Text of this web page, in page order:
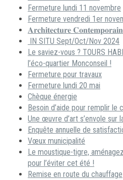
Fermeture lundi 11 novembre
Fermeture vendredi 1er
𝐀𝐫𝐜𝐡𝐢𝐭𝐞𝐜𝐭𝐮𝐫𝐞
IN SITU Sept/Oct/Nov 2024
Le saviez-vous ? TOURS
l’éco-quartier Monconseil !
Fermeture pour travaux
Fermeture lundi 20 mai
Chèque énergie
Besoin d’aide pour remplir le
Une œuvre d’art s’envole sur
Enquête annuelle de
Vœux municipalité
Le moustique-tigre,
pour l’éviter cet été !
Remise en route du chauffage